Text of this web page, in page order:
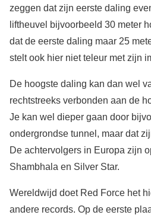
zeggen dat zijn eerste daling
liftheuvel bijvoorbeeld 30 meter
dat de eerste daling maar 25
stelt ook hier niet teleur met zijn
De hoogste daling kan dan wel
rechtstreeks verbonden aan de
Je kan wel dieper gaan door
ondergrondse tunnel, maar dat
De achtervolgers in Europa zijn
Shambhala en Silver Star.
Wereldwijd doet Red Force het
andere records. Op de eerste